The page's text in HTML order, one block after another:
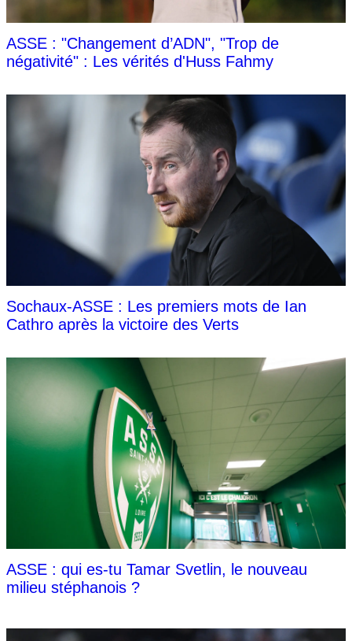
ASSE : "Changement d’ADN", "Trop de
négativité" : Les vérités d'Huss Fahmy
Sochaux-ASSE : Les premiers mots de Ian
Cathro après la victoire des Verts
ASSE : qui es-tu Tamar Svetlin, le nouveau
milieu stéphanois ?